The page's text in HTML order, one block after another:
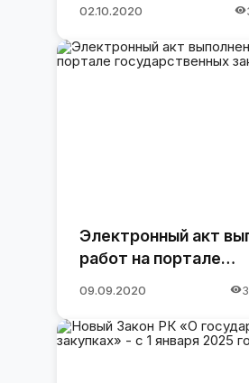
02.10.2020
Электронный акт
работ на портале
09.09.2020